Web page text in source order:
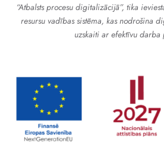
“Atbalsts procesu digitalizācijā”, tika
resursu vadības sistēma, kas nodrošina
uzskaiti ar efektīvu darba